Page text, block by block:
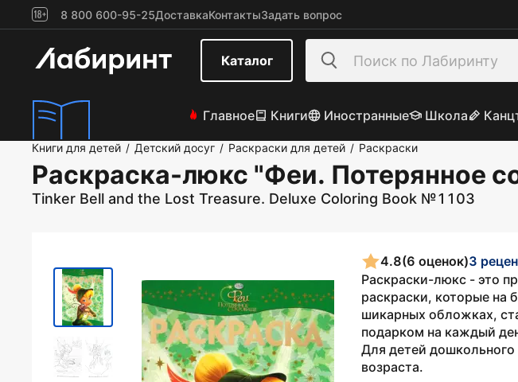
8 800 600-95-25ДоставкаКонтактыЗадать вопрос
Каталог
Главное Книги Иностранные Школа
Книги для детей / Детский досуг / Раскраски для детей / Раскраски
Раскраска-люкс "Феи. Потерянное
Tinker Bell and the Lost Treasure. Deluxe Coloring Book №1103
4.8(6 оценок)3
Раскраски-люкс - это
раскраски, которые на
шикарных обложках,
подарком на каждый
Для детей
возраста.